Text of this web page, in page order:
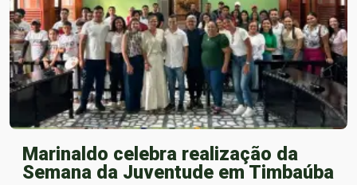
Marinaldo celebra realização da
Semana da Juventude em Timbaúba